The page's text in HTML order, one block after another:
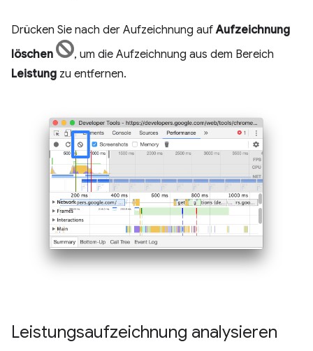
Drücken Sie nach der Aufzeichnung aufAufzeichnung
löschen
, um die Aufzeichnung aus dem Bereich
Leistung zu entfernen.
Leistungsaufzeichnung analysieren